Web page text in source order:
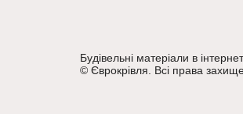
Будівельні матеріали в
© Єврокрівля . Всі права